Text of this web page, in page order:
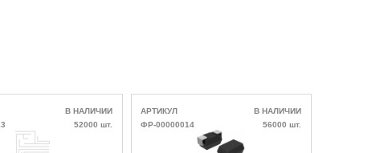
В НАЛИЧИИ
52000 шт.
АРТИКУЛ
ФР-00000014
В НАЛИЧИИ
56000 шт.